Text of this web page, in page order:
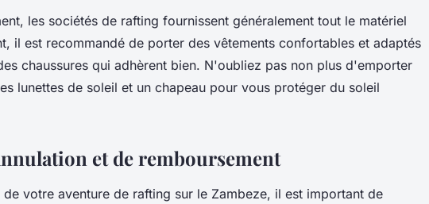
les sociétés de rafting fournissent généralement tout le matériel
il est recommandé de porter des vêtements confortables et adaptés
chaussures qui adhèrent bien. N'oubliez pas non plus d'emporter
lunettes de soleil et un chapeau pour vous protéger du soleil
et de remboursement
votre aventure de rafting sur le Zambeze, il est important de